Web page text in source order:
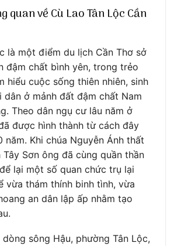
quan về Cù Lao Tân Lộc Cần
là một điểm du lịch Cần Thơ sở
đậm chất bình yên, trong trẻo
hiểu cuộc sống thiên nhiên, sinh
dân ở mảnh đất đậm chất Nam
Theo dân ngụ cư lâu năm ở
được hình thành từ cách đây
năm. Khi chúa Nguyễn Ánh thất
Sơn ông đã cùng quần thần
lại một số quan chức trụ lại
vừa thám thính binh tình, vừa
an dân lập ấp nhằm tạo
dòng sông Hậu, phường Tân Lộc,